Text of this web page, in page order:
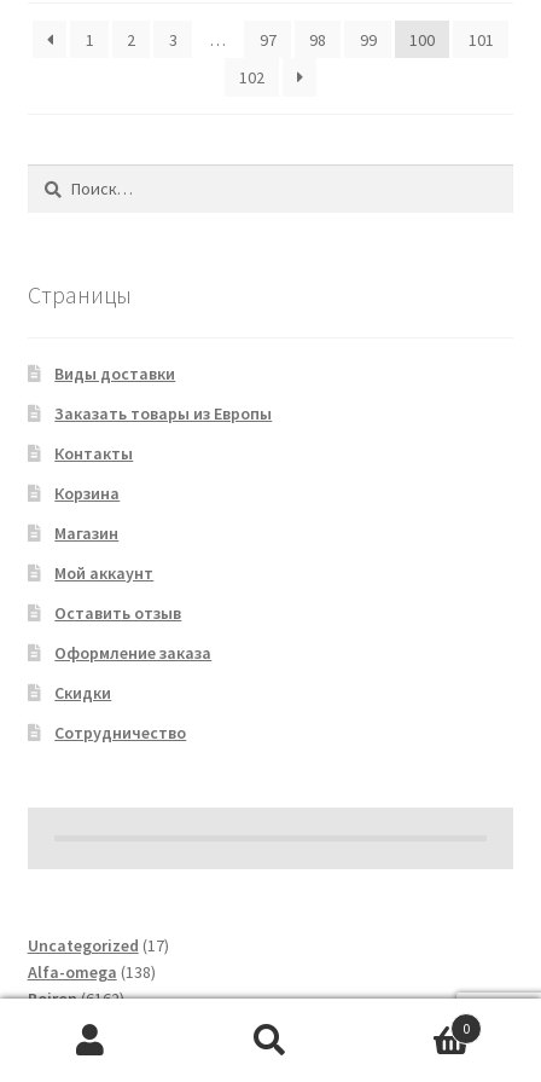
1 2 3 … 97 98 99 100
101
102
Найти:
Страницы
Виды доставки
Заказать товары из Европы
Контакты
Корзина
Магазин
Мой аккаунт
Оставить отзыв
Оформление заказа
Скидки
Сотрудничество
Uncategorized 1717
Alfa-omega 138138
товаров
Boiron 61626162
Dm-drogerie
Dottor Giorgini
0